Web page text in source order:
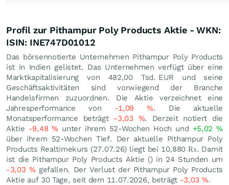
Profil zur Pithampur Poly Products Aktie - WKN:
ISIN: INE747D01012
Das börsennotierte Unternehmen Pithampur Poly Products
ist in Indien gelistet. Das Unternehmen verfügt über eine
Marktkapitalisierung von 482,00 Tsd. EUR und seine
Geschäftsaktivitäten sind vorwiegend der Branche
Handelsfirmen zuzuordnen. Die Aktie verzeichnet eine
Jahresperformance von -1,09%. Die aktuelle
Monatsperformance beträgt -3,03 %. Derzeit notiert die
Aktie -9,48% unter ihrem 52-Wochen Hoch und +5,02%
über ihrem 52-Wochen Tief. Der aktuelle Pithampur Poly
Products Realtimekurs (27.07.26) liegt bei 10,880 ₨. Damit
ist die Pithampur Poly Products Aktie () in 24 Stunden um
-3,03 %gefallen. Der Verlust der Pithampur Poly Products
Aktie auf 30 Tage, seit dem 11.07.2026, beträgt -3,03 %.